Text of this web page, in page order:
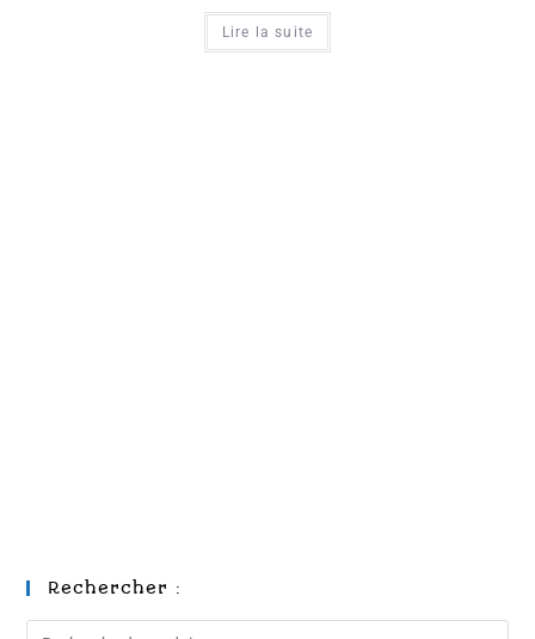
Lire la suite
Rechercher :